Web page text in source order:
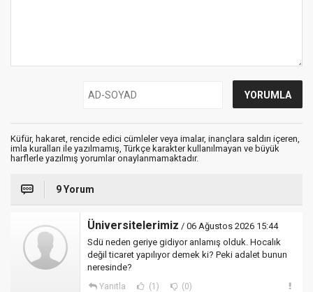
Küfür, hakaret, rencide edici cümleler veya imalar, inançlara saldırı içeren,
imla kuralları ile yazılmamış, Türkçe karakter kullanılmayan ve büyük
harflerle yazılmış yorumlar onaylanmamaktadır.
9 Yorum
Üniversitelerimiz / 06 Ağustos 2026 15:44
Sdü neden geriye gidiyor anlamış olduk. Hocalık
değil ticaret yapılıyor demek ki? Peki adalet bunun
neresinde?
Yanıtla (1) (0)